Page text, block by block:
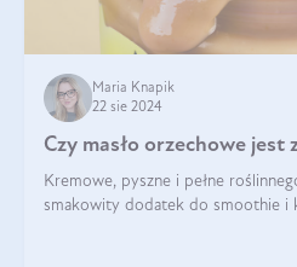
Maria Knapik
22 sie 2024
Czy masło orzechowe jest
Kremowe, pyszne i pełne
smakowity dodatek do smoothie i